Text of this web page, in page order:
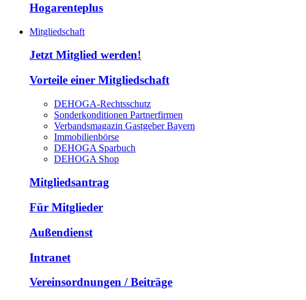
Hogarenteplus
Mitgliedschaft
Jetzt Mitglied werden!
Vorteile einer Mitgliedschaft
DEHOGA-Rechtsschutz
Sonderkonditionen Partnerfirmen
Verbandsmagazin Gastgeber Bayern
Immobilienbörse
DEHOGA Sparbuch
DEHOGA Shop
Mitgliedsantrag
Für Mitglieder
Außendienst
Intranet
Vereinsordnungen / Beiträge